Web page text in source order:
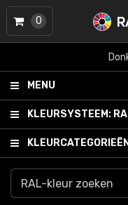
MENU
KLEURSYSTEEM:
KLEURCATEGORIEËN
0